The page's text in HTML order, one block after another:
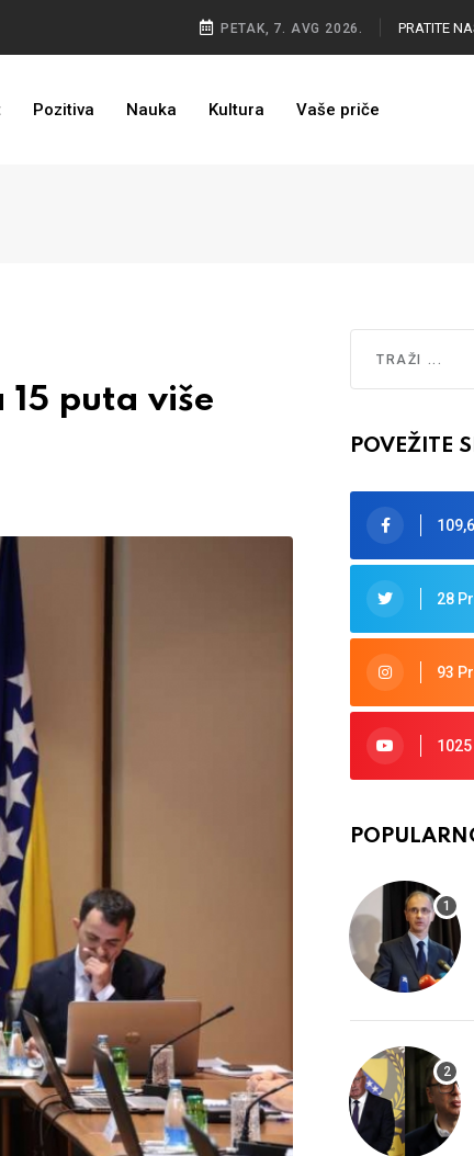
PETAK, 7. AVG 2026. PRATITE
Pozitiva Nauka Kultura Vaše priče
15 puta više
Type 2 or
POVEŽITE
28
93